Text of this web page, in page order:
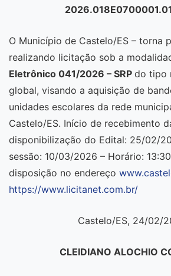
O Município de Castelo/ES – torna
realizando licitação sob a
Eletrônico 041/2026 – SRP do tipo
global, visando a aquisição de
unidades escolares da rede
Castelo/ES. Início de recebimento
disponibilização do Edital: 25/02/
sessão: 10/03/2026 – Horário:
disposição no endereço
https://www.licitanet.com.br/
Castelo/ES, 24/02/
CLEIDIANO ALOCHIO